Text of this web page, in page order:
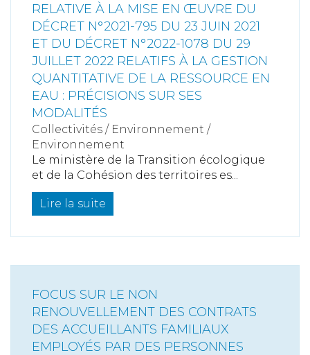
RELATIVE À LA MISE EN ŒUVRE DU
DÉCRET N°2021-795 DU 23 JUIN 2021
ET DU DÉCRET N°2022-1078 DU 29
JUILLET 2022 RELATIFS À LA GESTION
QUANTITATIVE DE LA RESSOURCE EN
EAU : PRÉCISIONS SUR SES
MODALITÉS
Collectivités / Environnement /
Environnement
Le ministère de la Transition écologique
et de la Cohésion des territoires es...
Lire la suite
FOCUS SUR LE NON
RENOUVELLEMENT DES CONTRATS
DES ACCUEILLANTS FAMILIAUX
EMPLOYÉS PAR DES PERSONNES